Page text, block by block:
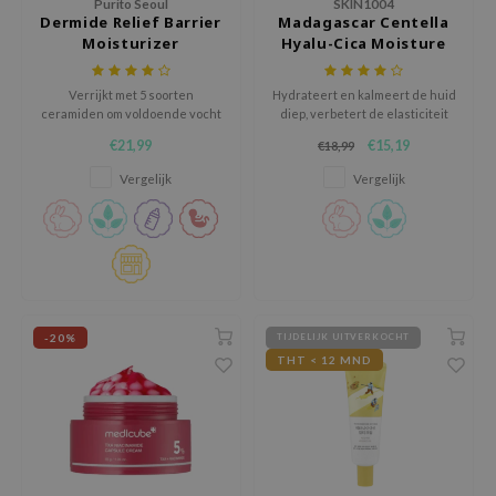
MANSION
Stereo
Purito Seoul
Dermide Relief Barrier
Moisturizer
Verrijkt met 5 soorten
ceramiden om voldoende vocht
verzachten.
€21,99
Vergelijk
SKIN1004
Madagascar Centella
Hyalu-Cica Moisture
Cream
Hydrateert en kalmeert de huid
diep, verbetert de elasticiteit
veroudering tegen.
€18,99 €15,19
Vergelijk
-20% TIJDELIJK UITVERKOCHT
THT < 12 MND